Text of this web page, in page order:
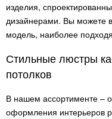
изделия,
дизайнерами. Вы можете
модель, наиболее
Стильные люстры
потолков
В нашем ассортименте –
оформления интерьеров